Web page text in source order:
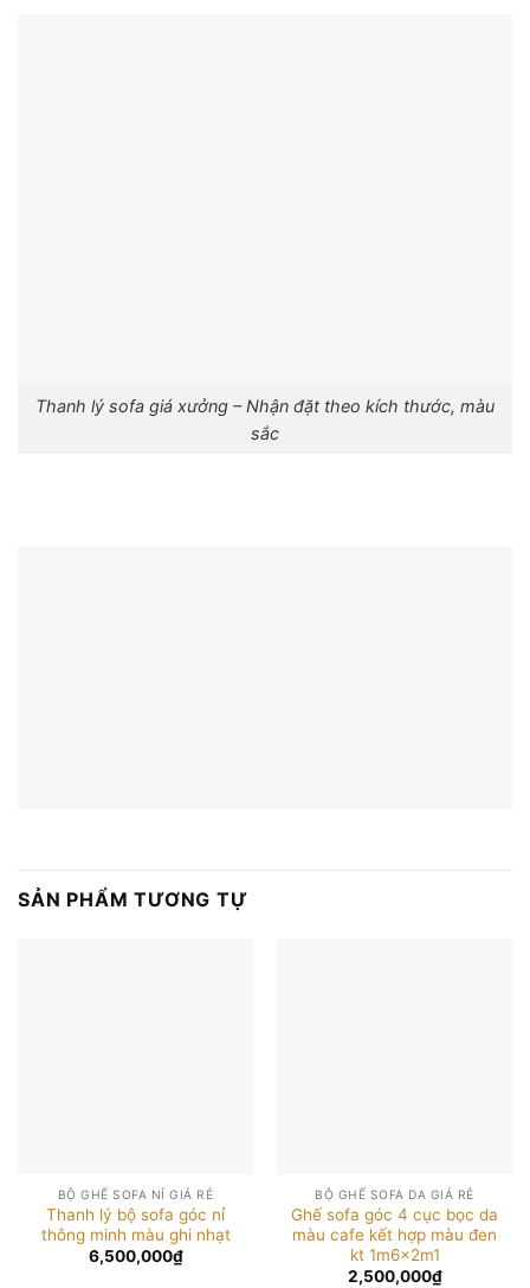
Thanh lý sofa giá xưởng – Nhận đặt theo kích thước, màu
sắc
SẢN PHẨM TƯƠNG TỰ
BỘ GHẾ SOFA NỈ GIÁ RẺ
Thanh lý bộ sofa góc nỉ
thông minh màu ghi nhạt
6,500,000₫
BỘ GHẾ SOFA DA GIÁ RẺ
Ghế sofa góc 4 cục bọc da
màu cafe kết hợp màu đen
kt 1m6x2m1
2,500,000₫